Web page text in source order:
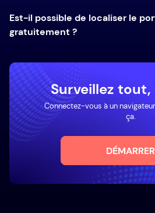
Est-il possible de localiser le
gratuitement ?
Surveillez
Connectez-vous à un
ça.
DÉMARRER